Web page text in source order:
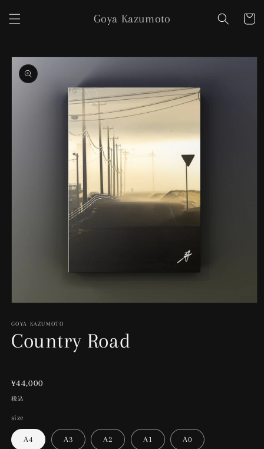
ンツに
進む
Goya Kazumoto
ー
商品情
報にス
キップ
ダ
ル
で
ィ
(1)
開
く
GOYA KAZUMOTO
Country Road
通
常
¥44,000
税込
size
A4 A3 A2 A1 A0